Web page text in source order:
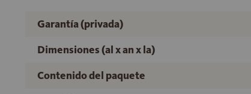
Garantía (privada)
Dimensiones (al x an x la)
Contenido del paquete